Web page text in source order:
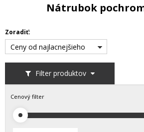
Nátrubok
Filter produktov
Zoradiť:
Ceny od najlacnejšieho
Cenový filter